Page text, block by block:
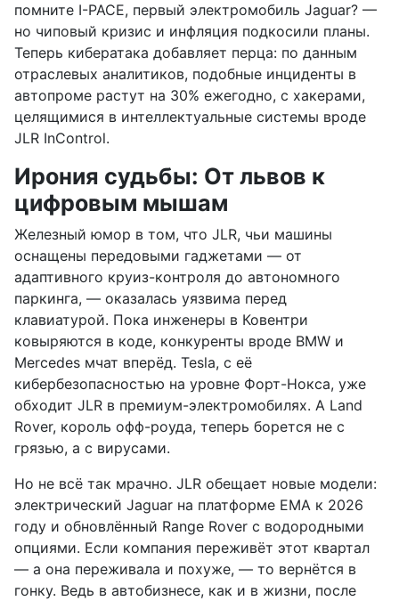
помните I-PACE, первый электромобиль Jaguar? —
но чиповый кризис и инфляция подкосили планы.
Теперь кибератака добавляет перца: по данным
отраслевых аналитиков, подобные инциденты в
автопроме растут на 30% ежегодно, с хакерами,
целящимися в интеллектуальные системы вроде
JLR InControl.
Ирония судьбы: От львов к
цифровым мышам
Железный юмор в том, что JLR, чьи машины
оснащены передовыми гаджетами — от
адаптивного круиз-контроля до автономного
паркинга, — оказалась уязвима перед
клавиатурой. Пока инженеры в Ковентри
ковыряются в коде, конкуренты вроде BMW и
Mercedes мчат вперёд. Tesla, с её
кибербезопасностью на уровне Форт-Нокса, уже
обходит JLR в премиум-электромобилях. А Land
Rover, король офф-роуда, теперь борется не с
грязью, а с вирусами.
Но не всё так мрачно. JLR обещает новые модели:
электрический Jaguar на платформе EMA к 2026
году и обновлённый Range Rover с водородными
опциями. Если компания переживёт этот квартал
— а она переживала и похуже, — то вернётся в
гонку. Ведь в автобизнесе, как и в жизни, после